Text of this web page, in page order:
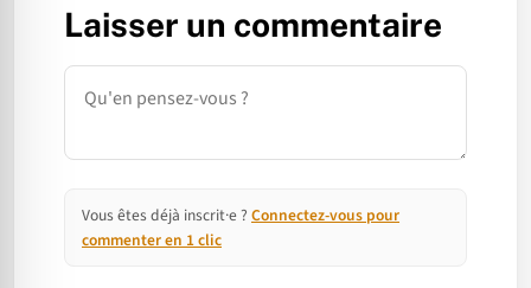
Laisser un commentaire
Commentaire
Vous êtes déjà inscrit·e ? Connectez-vous pour
commenter en 1 clic